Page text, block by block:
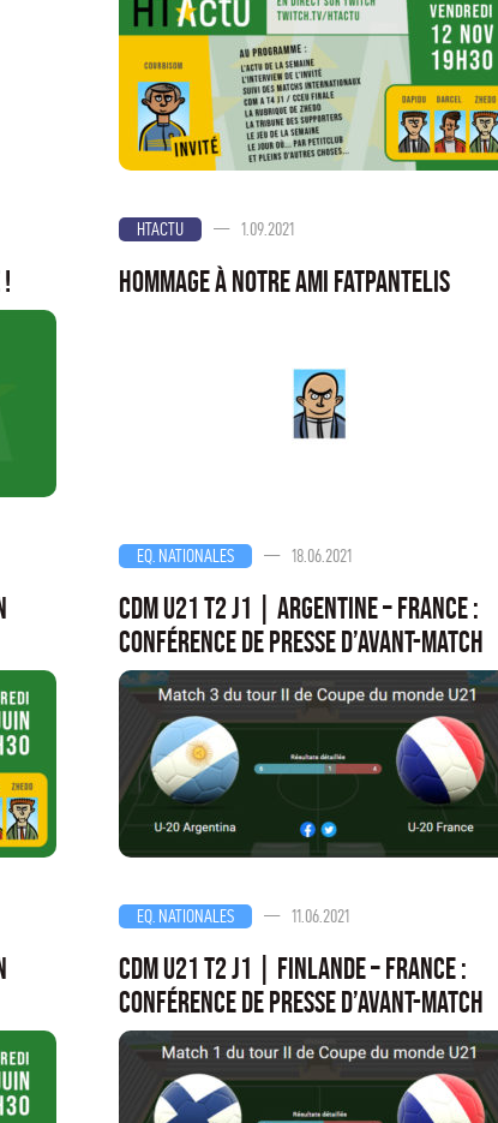
HTACTU — 1.09.2021
Hommage à notre ami FatPantelis
EQ. NATIONALES — 18.06.2021
CDM U21 T2 J1 | Argentine – France :
conférence de presse d’avant-match
EQ. NATIONALES — 11.06.2021
CDM U21 T2 J1 | Finlande – France :
conférence de presse d’avant-match